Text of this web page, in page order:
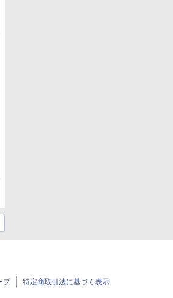
プ 特定商取引法に基づく表示